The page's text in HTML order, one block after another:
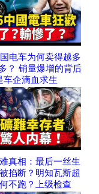
电车为何卖得越多
？ 销量爆增的背后
车企滴血求生
真相：最后一丝生
掐断？明知瓦斯超
不跑？上级检查